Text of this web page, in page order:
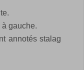
à gauche.
annotés stalag